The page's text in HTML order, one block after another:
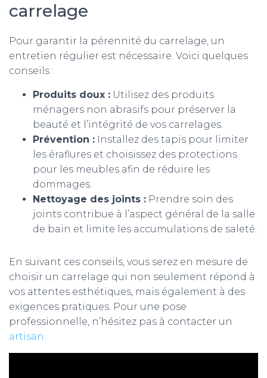
carrelage
Pour garantir la pérennité du carrelage, un
entretien régulier est nécessaire. Voici quelques
conseils :
Produits doux : Utilisez des produits
ménagers non abrasifs pour préserver la
beauté et l’intégrité de vos carrelages.
Prévention : Installez des tapis pour limiter
les éraflures et choisissez des protections
pour les meubles afin de réduire les
dommages.
Nettoyage des joints : Prendre soin des
joints contribue à l’aspect général de la salle
de bain et limite les accumulations de saleté.
En suivant ces conseils, vous serez en mesure de
choisir un carrelage qui non seulement répond à
vos attentes esthétiques, mais également à des
exigences pratiques. Pour une pose
professionnelle, n’hésitez pas à contacter un
artisan.